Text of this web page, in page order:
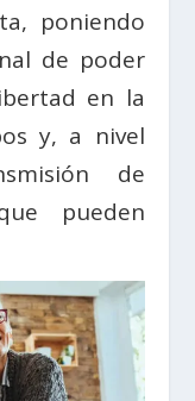
poniendo
de poder
en la
y, a nivel
de
pueden